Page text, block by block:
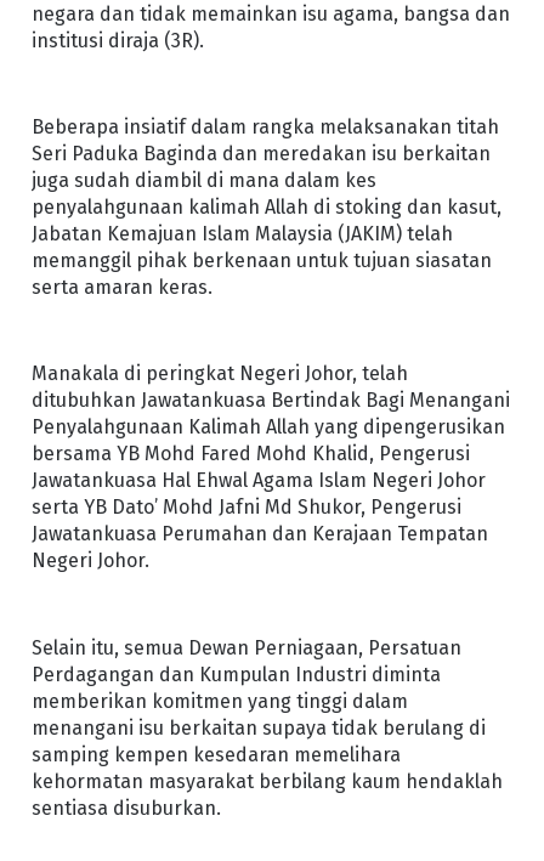
negara dan tidak memainkan isu agama, bangsa dan
institusi diraja (3R).
Beberapa insiatif dalam rangka melaksanakan titah
Seri Paduka Baginda dan meredakan isu berkaitan
juga sudah diambil di mana dalam kes
penyalahgunaan kalimah Allah di stoking dan kasut,
Jabatan Kemajuan Islam Malaysia (JAKIM) telah
memanggil pihak berkenaan untuk tujuan siasatan
serta amaran keras.
Manakala di peringkat Negeri Johor, telah
ditubuhkan Jawatankuasa Bertindak Bagi Menangani
Penyalahgunaan Kalimah Allah yang dipengerusikan
bersama YB Mohd Fared Mohd Khalid, Pengerusi
Jawatankuasa Hal Ehwal Agama Islam Negeri Johor
serta YB Dato’ Mohd Jafni Md Shukor, Pengerusi
Jawatankuasa Perumahan dan Kerajaan Tempatan
Negeri Johor.
Selain itu, semua Dewan Perniagaan, Persatuan
Perdagangan dan Kumpulan Industri diminta
memberikan komitmen yang tinggi dalam
menangani isu berkaitan supaya tidak berulang di
samping kempen kesedaran memelihara
kehormatan masyarakat berbilang kaum hendaklah
sentiasa disuburkan.